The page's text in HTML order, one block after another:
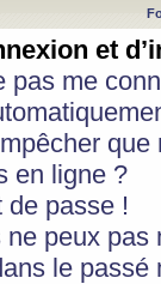
et
pas me
en ligne ?
de passe !
peux pas
le